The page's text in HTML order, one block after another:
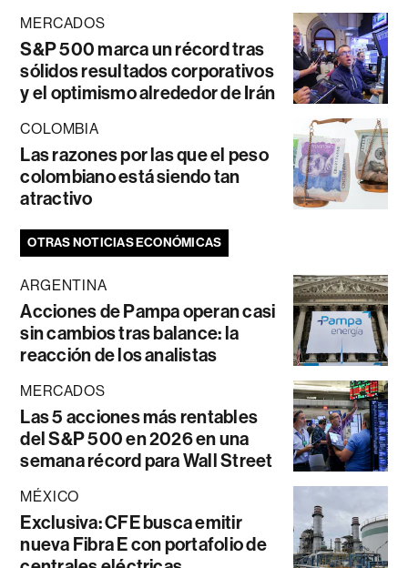
MERCADOS
S&P 500 marca un récord tras
sólidos resultados corporativos
y el optimismo alrededor de Irán
COLOMBIA
Las razones por las que el peso
colombiano está siendo tan
atractivo
OTRAS NOTICIAS ECONÓMICAS
ARGENTINA
Acciones de Pampa operan casi
sin cambios tras balance: la
reacción de los analistas
MERCADOS
Las 5 acciones más rentables
del S&P 500 en 2026 en una
semana récord para Wall Street
MÉXICO
Exclusiva: CFE busca emitir
nueva Fibra E con portafolio de